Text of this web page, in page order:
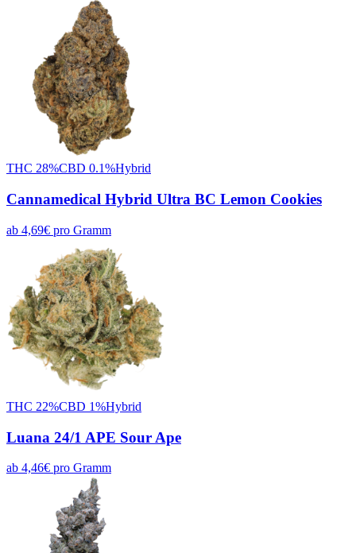
THC 28%CBD 0.1%Hybrid
Cannamedical Hybrid Ultra BC Lemon Cookies
ab 4,69€ pro Gramm
THC 22%CBD 1%Hybrid
Luana 24/1 APE Sour Ape
ab 4,46€ pro Gramm